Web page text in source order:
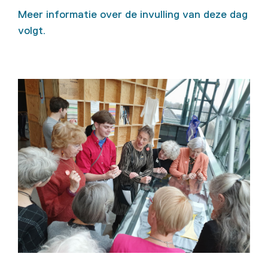
Meer informatie over de invulling van deze dag
volgt.